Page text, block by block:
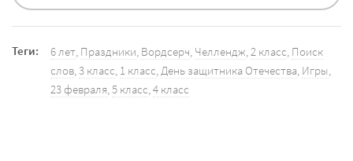
Теги: 6 лет, Праздники, Вордсерч, Челлендж,2 класс, Поиск
слов,3 класс, 1 класс,День защитника Отечества, Игры,
23 февраля,5 класс,4 класс